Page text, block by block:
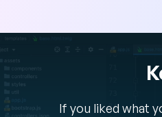
If you liked what